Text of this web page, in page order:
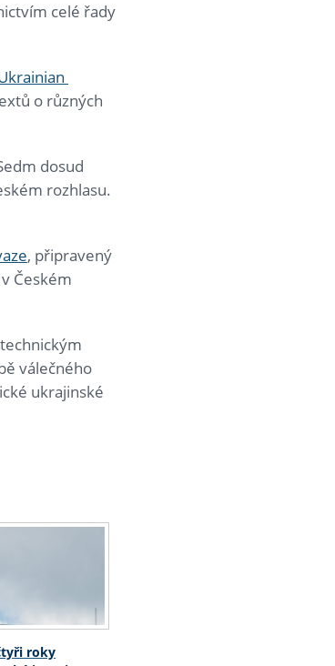
celé řady
o různých
dosud
rozhlasu.
, připravený
Českém
válečného
ukrajinské
roky